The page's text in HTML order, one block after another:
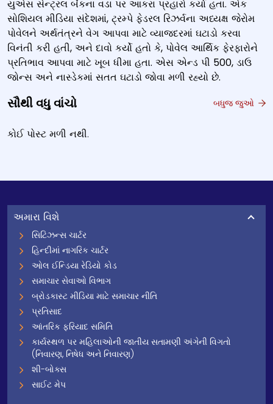
યુએસ સેન્ટ્રલ બેંકના વડા પર આકરા પ્રહારો કર્યા હતા. એક
સોશિયલ મીડિયા સંદેશમાં, ટ્રમ્પે ફેડરલ રિઝર્વના અધ્યક્ષ જેરોમ
પોવેલને અર્થતંત્રને વેગ આપવા માટે વ્યાજદરમાં ઘટાડો કરવા
વિનંતી કરી હતી, અને દાવો કર્યો હતો કે, પોવેલ આર્થિક ફેરફારોને
પ્રતિભાવ આપવા માટે ખૂબ ધીમા હતા. એસ એન્ડ પી 500, ડાઉ
જોન્સ અને નાસ્ડેકમાં સતત ઘટાડો જોવા મળી રહ્યો છે.
સૌથી વધુ વાંચો બધુજ જુઓ
કોઈ પોસ્ટ મળી નથી.
અમારા વિશે
સિટિઝન્સ ચાર્ટર
હિન્દીમાં નાગરિક ચાર્ટર
ઓલ ઈન્ડિયા રેડિયો કોડ
સમાચાર સેવાઓ વિભાગ
બ્રોડકાસ્ટ મીડિયા માટે સમાચાર નીતિ
પ્રતિસાદ
આંતરિક ફરિયાદ સમિતિ
કાર્યસ્થળ પર મહિલાઓની જાતીય સતામણી અંગેની વિગતો
(નિવારણ, નિષેધ અને નિવારણ)
શી-બોક્સ
સાઈટ મેપ